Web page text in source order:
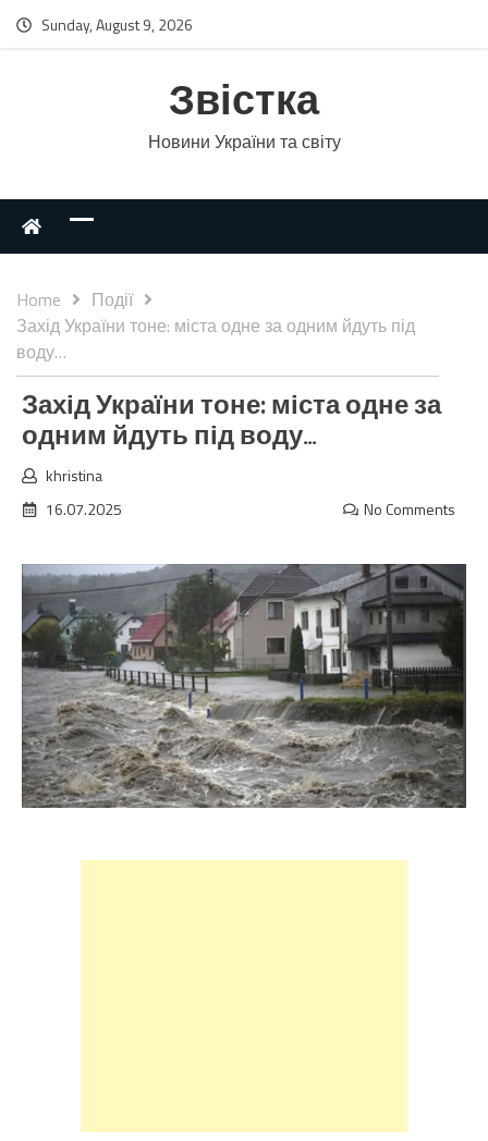
Sunday, August 9, 2026
Звістка
Новини України та світу
Home
Події
Захід України тоне: міста одне за одним йдуть під
воду…
Захід України тоне: міста одне за
одним йдуть під воду…
khristina
16.07.2025
No Comments